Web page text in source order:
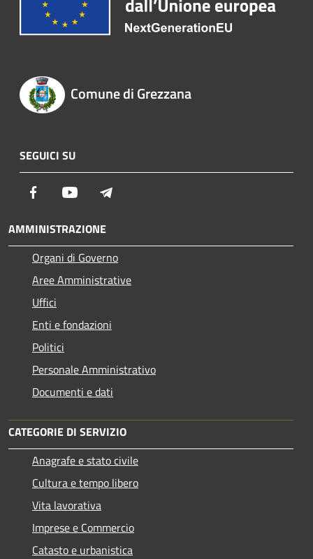
Comune di Grezzana
SEGUICI SU
Facebook Youtube
AMMINISTRAZIONE
Organi di Governo
Aree Amministrative
Uffici
Enti e fondazioni
Politici
Personale Amministrativo
Documenti e dati
CATEGORIE DI SERVIZIO
Anagrafe e stato civile
Cultura e tempo libero
Vita lavorativa
Imprese e Commercio
Catasto e urbanistica